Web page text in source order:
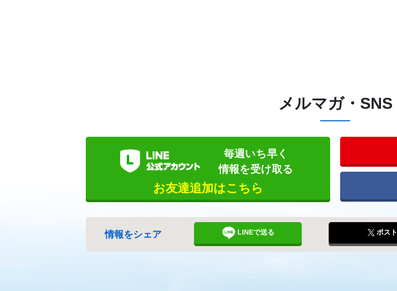
メルマガ・SNS
毎週いち早く
情報を受け取る
お友達追加はこちら
情報をシェア LINEで送る ポスト